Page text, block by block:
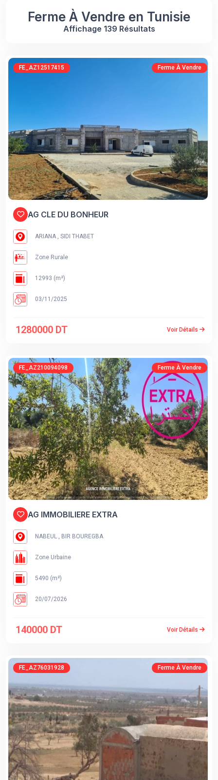
Ferme À Vendre en Tunisie
Affichage 139 Résultats
FE_AZ12517415 Ferme À Vendre
AG CLE DU BONHEUR
ARIANA , SIDI THABET
Zone Rurale
12993 (m²)
03/11/2025
1280000 DT Voir Détails
FE_AZ210094098 Ferme À Vendre
AG IMMOBILIERE EXTRA
NABEUL , BIR BOUREGBA
Zone Urbaine
5490 (m²)
20/07/2026
140000 DT Voir Détails
FE_AZ76031928 Ferme À Vendre